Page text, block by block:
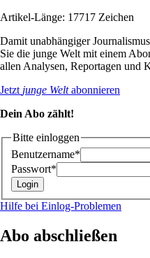
Artikel-Länge: 17717 Zeichen
Damit unabhängiger
Sie die junge Welt mit einem
allen Analysen, Reportagen und
Jetzt junge Weltabonnieren
Dein Abo zählt!
Bitte einloggen
Benutzername*
Passwort*
Hilfe bei Einlog-Problemen
Abo abschließen